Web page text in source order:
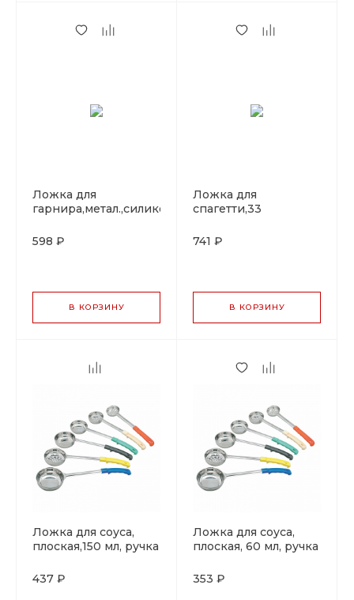
Ложка для
гарнира,метал.,силиконовая
Cuisine
598 ₽
В КОРЗИНУ
Ложка для
спагетти,33
ручка P.L. Proff
741 ₽
В КОРЗИНУ
Ложка для соуса,
плоская,150 мл, ручка
Cuisine
437 ₽
Ложка для соуса,
плоская, 60 мл, ручка
Cuisine
353 ₽